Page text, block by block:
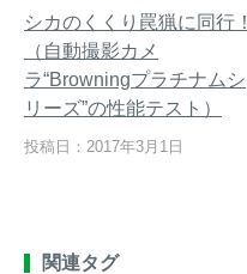
シカのくくり罠猟に同行！
（自動撮影カメ
ラ“Browningプラチナムシ
リーズ”の性能テスト）
投稿日：2017年3月1日
関連タグ